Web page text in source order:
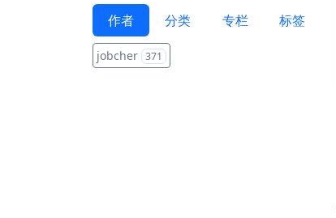
作者 分类 专栏 标签
jobcher 371